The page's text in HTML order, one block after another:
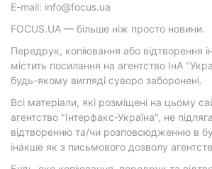
E-mail: info@focus.ua
FOCUS.UA — більше ніж просто новини.
Передрук, копіювання або відтворення
містить посилання на агентство ІнА
будь-якому вигляді суворо заборонені.
Всі матеріали, які розміщені на цьому
агентство "Інтерфакс-Україна", не
відтворенню та/чи розповсюдженню в
інакше як з письмового дозволу